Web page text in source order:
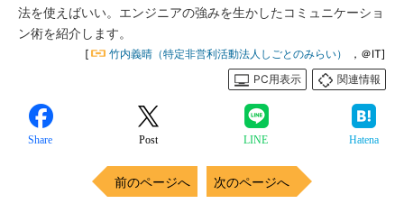
法を使えばいい。エンジニアの強みを生かしたコミュニケーショ
ン術を紹介します。
[ 竹内義晴（特定非営利活動法人しごとのみらい）
，＠IT]
PC用表示
関連情報
Share Post LINE Hatena
前のページへ 次のページへ